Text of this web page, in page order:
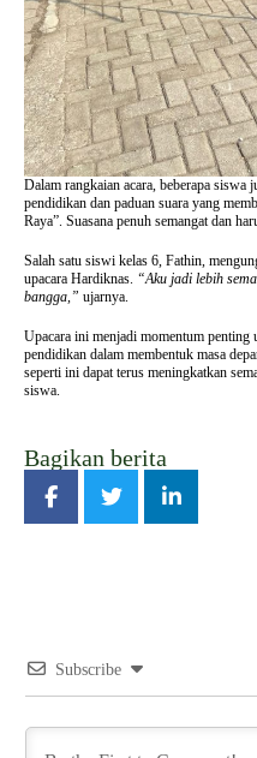
Dalam rangkaian acara, beberapa siswa
pendidikan dan paduan suara yang
Raya”. Suasana penuh semangat dan
Salah satu siswi kelas 6, Fathin,
upacara Hardiknas. “Aku jadi lebih
bangga,” ujarnya.
Upacara ini menjadi momentum
pendidikan dalam membentuk masa
seperti ini dapat terus meningkatkan
siswa.
Bagikan berita
Subscribe